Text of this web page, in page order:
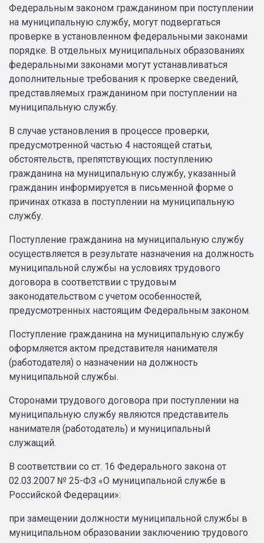
Федеральным законом гражданином при поступлении
на муниципальную службу, могут подвергаться
проверке в установленном федеральными законами
порядке. В отдельных муниципальных образованиях
федеральными законами могут устанавливаться
дополнительные требования к проверке сведений,
представляемых гражданином при поступлении на
муниципальную службу.
В случае установления в процессе проверки,
предусмотренной частью 4 настоящей статьи,
обстоятельств, препятствующих поступлению
гражданина на муниципальную службу, указанный
гражданин информируется в письменной форме о
причинах отказа в поступлении на муниципальную
службу.
Поступление гражданина на муниципальную службу
осуществляется в результате назначения на должность
муниципальной службы на условиях трудового
договора в соответствии с трудовым
законодательством с учетом особенностей,
предусмотренных настоящим Федеральным законом.
Поступление гражданина на муниципальную службу
оформляется актом представителя нанимателя
(работодателя) о назначении на должность
муниципальной службы.
Сторонами трудового договора при поступлении на
муниципальную службу являются представитель
нанимателя (работодатель) и муниципальный
служащий.
В соответствии со ст. 16 Федерального закона от
02.03.2007 № 25-ФЗ «О муниципальной службе в
Российской Федерации»:
при замещении должности муниципальной службы в
муниципальном образовании заключению трудового